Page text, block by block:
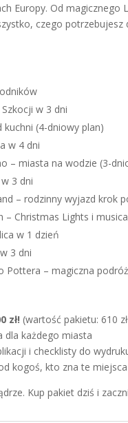
Europy. Od magicznego
czego
w 3 dni
(4-dniowy plan)
w 4 dni
– miasta na wodzie (3-
3 dni
– rodzinny wyjazd krok
Christmas Lights i
w 1 dzień
3 dni
Pottera – magiczna
zł! (wartość pakietu: 610
dla każdego miasta
i checklisty do
kogoś, kto zna te
Kup pakiet dziś i